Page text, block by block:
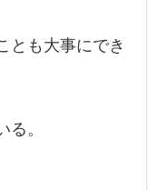
とも大事にでき
。